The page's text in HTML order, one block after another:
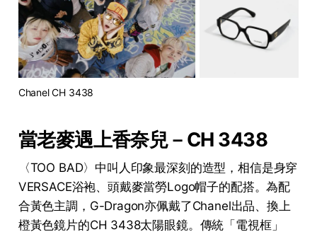
Chanel CH 3438
當老麥遇上香奈兒－CH 3438
〈TOO BAD〉中叫人印象最深刻的造型，相信是身穿
VERSACE浴袍、頭戴麥當勞Logo帽子的配搭。為配
合黃色主調，G-Dragon亦佩戴了Chanel出品、換上
橙黃色鏡片的CH 3438太陽眼鏡。傳統「電視框」